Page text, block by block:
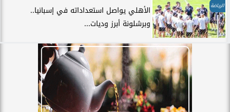
الرياضة
الأهلي يواصل استعداداته في إسبانيا..
وبرشلونة أبرز وديات...